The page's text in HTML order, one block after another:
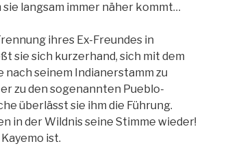
langsam immer näher kommt…
ihres Ex-Freundes in
sie sich kurzerhand, sich mit dem
nach seinem Indianerstamm zu
zu den sogenannten Pueblo-
überlässt sie ihm die Führung.
in der Wildnis seine Stimme wieder!
ist.